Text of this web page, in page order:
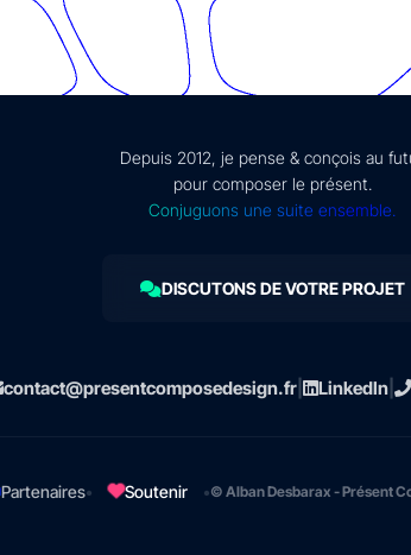
Depuis 2012, je pense & conçois au
pour composer le présent.
Conjuguons une suite ensemble.
DISCUTONS DE VOTRE PROJET
contact@presentcomposedesign.fr| LinkedIn|
Partenaires• Soutenir •© Alban Desbarax - Présent